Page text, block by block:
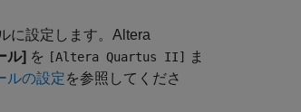
に設定します。Altera
ル] を [Altera Quartus II]
ま
ルの設定 を参照してくださ